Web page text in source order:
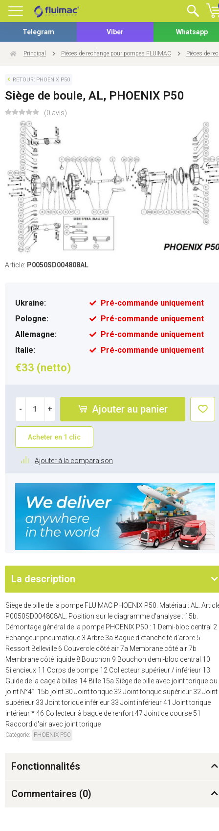
Telegram Viber Whatsapp
Principal Pièces de rechange pour pompes FLUIMAC Pièces de
RETOUR: PHOENIX P50
Siège de boule, AL, PHOENIX P50
(0 avis)
Article: P0050SD004808AL
Ukraine:
Pré-commande uniquement
Pologne:
Pré-commande uniquement
Allemagne:
Pré-commande uniquement
Italie:
Pré-commande uniquement
€33 (netto)
- + Ajouter au panier
Acheter en 1 clic
Ajouter à la comparaison
La description
Siège de bille de la pompe FLUIMAC PHOENIX P50. Matériau : AL.
P0050SD004808AL. Position sur le diagramme d'analyse : 15b.
Démontage général de la pompe PHOENIX P50 : 1 Demi-bloc central 2
Echangeur pneumatique 3 Arbre 3a Bague d'étanchéité d'arbre 5
Ressort Belleville 6 Couvercle côté air 7a Membrane côté air 7b
Membrane côté liquide 8 Bouchon 9 Bouchon demi-bloc central 10
Silencieux 11 Corps de pompe 12 Collecteur supérieur / inférieur 13
Guide de la cage à billes 14 Bille 15a Siège de bille avec joint torique ou
joint N°41 15b joint 30 Joint torique 32 Joint torique supérieur 32 Joint
supérieur 33 Joint torique inférieur 33 Joint inférieur 41 Joint torique
intérieur * 46 Collecteur à bague de renfort 47 Joint de course 51
Raccord d'air avec joint torique
Catégorie: PHOENIX P50
Fonctionnalités
Commentaires (0)